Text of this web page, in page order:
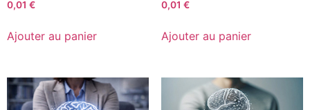
0,01 €
Ajouter au panier
0,01 €
Ajouter au panier